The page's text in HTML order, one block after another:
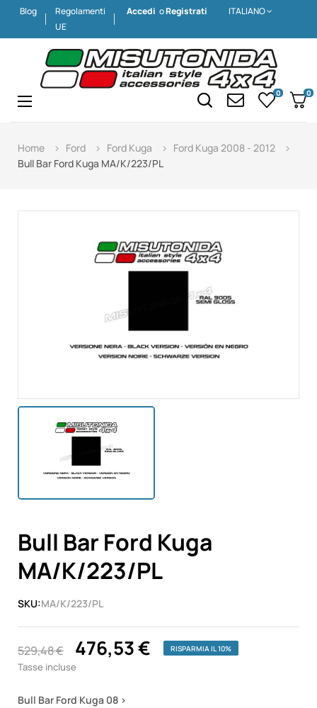
ITALIANO
Blog
Regolamenti
UE
Accedi oRegistrati
Navigazione
☰ 0 0
Home Ford Ford Kuga
Ford Kuga 2008 - 2012
Bull Bar Ford Kuga MA/K/223/PL
Bull Bar Ford Kuga
MA/K/223/PL
SKU:MA/K/223/PL
529,48 € 476,53 € RISPARMIA IL 10%
Tasse incluse
Bull Bar Ford Kuga 08 >